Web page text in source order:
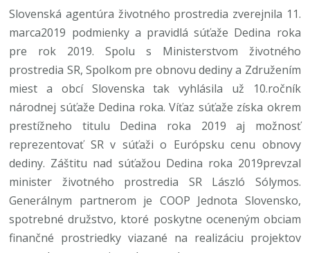
Slovenská agentúra životného prostredia zverejnila 11.
marca2019 podmienky a pravidlá súťaže Dedina roka
pre rok 2019. Spolu s Ministerstvom životného
prostredia SR, Spolkom pre obnovu dediny a Združením
miest a obcí Slovenska tak vyhlásila už 10.ročník
národnej súťaže Dedina roka. Víťaz súťaže získa okrem
prestížneho titulu Dedina roka 2019 aj možnosť
reprezentovať SR v súťaži o Európsku cenu obnovy
dediny. Záštitu nad súťažou Dedina roka 2019prevzal
minister životného prostredia SR László Sólymos.
Generálnym partnerom je COOP Jednota Slovensko,
spotrebné družstvo, ktoré poskytne oceneným obciam
finančné prostriedky viazané na realizáciu projektov